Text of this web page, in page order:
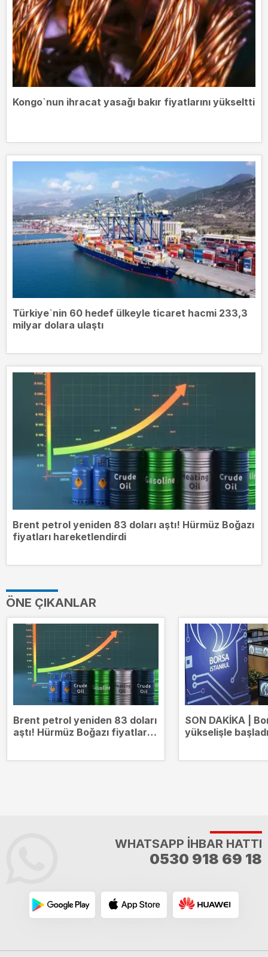
Kongo`nun ihracat yasağı bakır fiyatlarını yükseltti
Türkiye`nin 60 hedef ülkeyle ticaret hacmi 233,3
milyar dolara ulaştı
Brent petrol yeniden 83 doları aştı! Hürmüz Boğazı
fiyatları hareketlendirdi
ÖNE ÇIKANLAR
Brent petrol yeniden 83 doları
aştı! Hürmüz Boğazı fiyatları
SON DAKİKA |
yükselişle
WHATSAPP İHBAR HATTI
0530 918 69 18